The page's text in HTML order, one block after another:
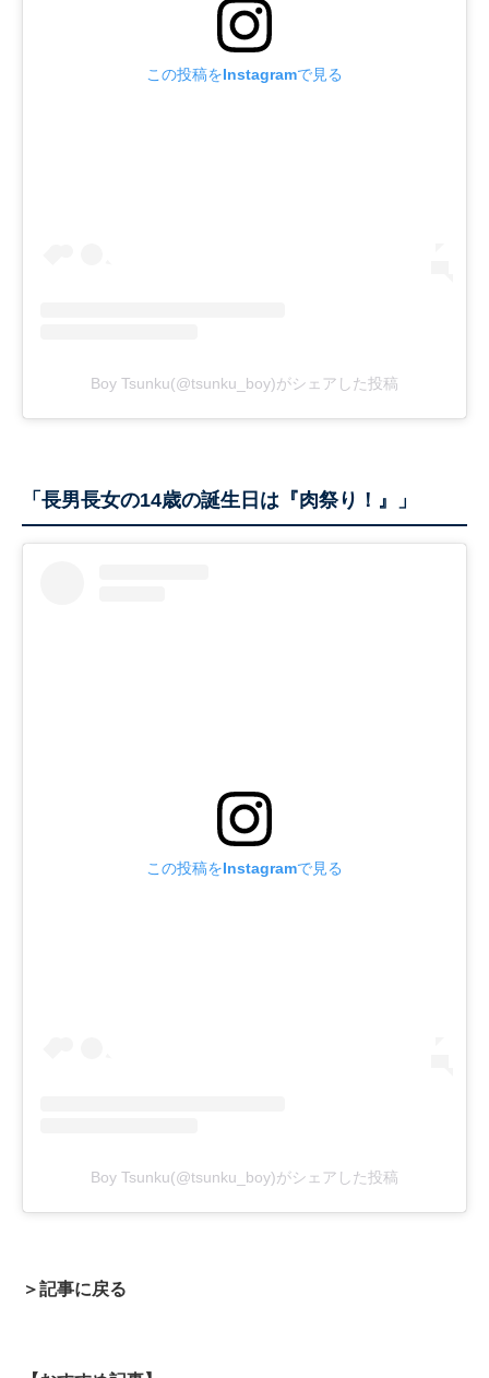
この投稿をInstagramで見る
Boy Tsunku(@tsunku_boy)がシェアした投稿
「長男長女の14歳の誕生日は『肉祭り！』」
この投稿をInstagramで見る
Boy Tsunku(@tsunku_boy)がシェアした投稿
＞記事に戻る